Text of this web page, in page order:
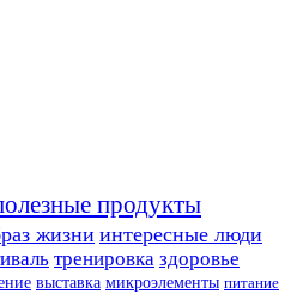
продукты
жизни интересные люди
тренировка здоровье
выставка микроэлементы питание